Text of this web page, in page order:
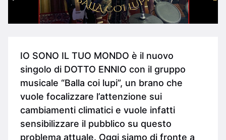
IO SONO IL TUO MONDO è il nuovo
singolo di DOTTO ENNIO con il gruppo
musicale “Balla coi lupi”, un brano che
vuole focalizzare l’attenzione sui
cambiamenti climatici e vuole infatti
sensibilizzare il pubblico su questo
problema attuale. Oggi siamo di fronte a